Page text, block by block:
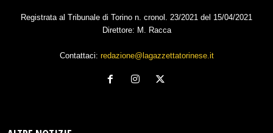
Registrata al Tribunale di Torino n. cronol. 23/2021 del 15/04/2021
Direttore: M. Racca
Contattaci: redazione@lagazzettatorinese.it